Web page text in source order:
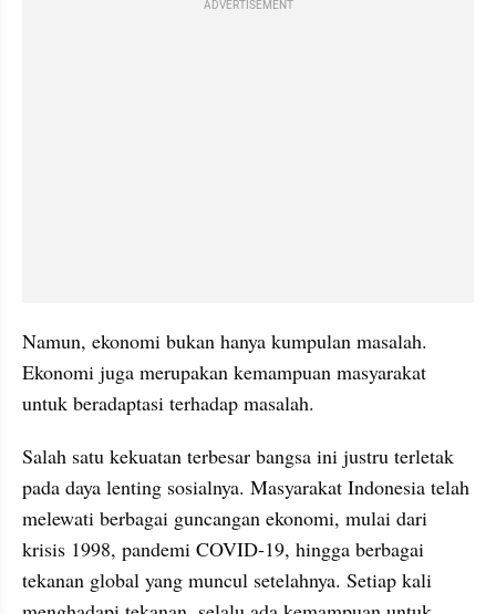
ADVERTISEMENT
Namun, ekonomi bukan hanya kumpulan masalah.
Ekonomi juga merupakan kemampuan masyarakat
untuk beradaptasi terhadap masalah.
Salah satu kekuatan terbesar bangsa ini justru terletak
pada daya lenting sosialnya. Masyarakat Indonesia telah
melewati berbagai guncangan ekonomi, mulai dari
krisis 1998, pandemi COVID-19, hingga berbagai
tekanan global yang muncul setelahnya. Setiap kali